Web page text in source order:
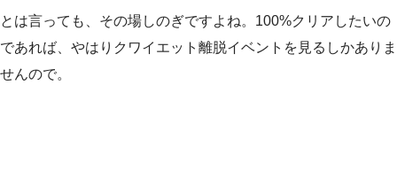
とは言っても、その場しのぎですよね。100%クリアしたいの
であれば、やはりクワイエット離脱イベントを見るしかありま
せんので。